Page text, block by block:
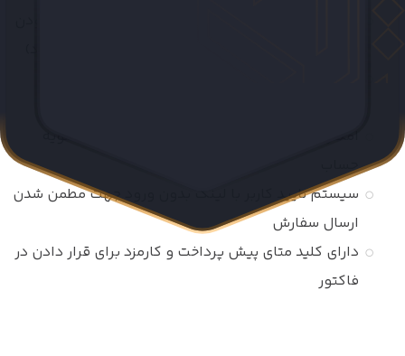
حساب
سیستم تایید کاربر با لینک بدون ورود جهت مطمن شدن
ارسال سفارش
دارای کلید متای پیش پرداخت و کارمزد برای قرار دادن در
فاکتور